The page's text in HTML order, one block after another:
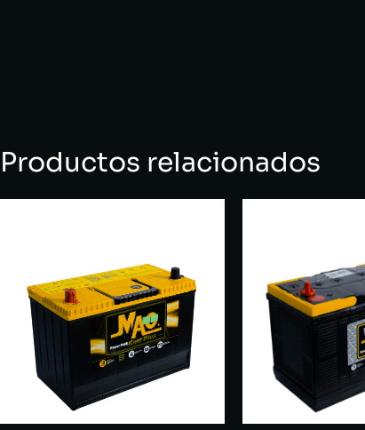
Productos relacionados